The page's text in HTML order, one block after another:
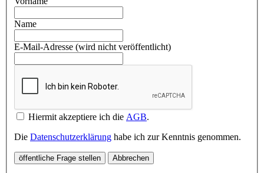
Name
E-Mail-Adresse (wird nicht veröffentlicht)
Hiermit akzeptiere ich die AGB.
Die Datenschutzerklärung habe ich zur Kenntnis genommen.
öffentliche Frage stellen Abbrechen